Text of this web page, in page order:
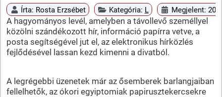
Írta: Rosta Erzsébet Kategória: L Megjelent:
A hagyományos levél, amelyben a távollevő személlyel
közölni szándékozott hír, információ papírra vetve, a
posta segítségével jut el, az elektronikus hírközlés
fejlődésével lassan kezd kimenni a divatból.
A legrégebbi üzenetek már az ősemberek barlangjaiban
fellelhetők, az ókori egyiptomiak papirusztekercsekre